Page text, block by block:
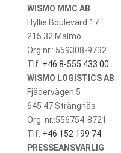
WISMO MMC AB
Hyllie Boulevard 17
215 32 Malmö
Org.nr.: 559308-9732
Tlf. +46 8-555 433 00
WISMO LOGISTICS AB
Fjädervägen 5
645 47 Strängnäs
Org. nr.:556754-8721
Tlf. +46 152 199 74
PRESSEANSVARLIG